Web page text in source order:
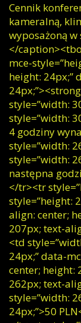
Cennik
kameralną,
wyposażoną
</
mce-
height: 24px;”
style=”width:
style=”width:
4 godziny
style=”width:
style=”width:
następna
</tr><tr
style=”height:
align: center;
207px; text-
<td
24px;” data-
center; height:
262px; text-
style=”width:
24px;”>50